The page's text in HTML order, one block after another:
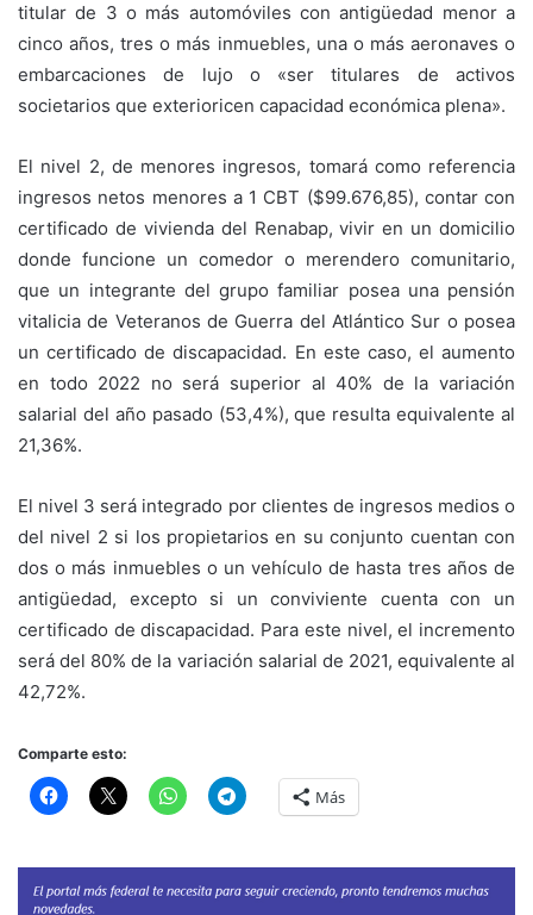
titular de 3 o más automóviles con antigüedad menor a
cinco años, tres o más inmuebles, una o más aeronaves o
embarcaciones de lujo o «ser titulares de activos
societarios que exterioricen capacidad económica plena».
El nivel 2, de menores ingresos, tomará como referencia
ingresos netos menores a 1 CBT ($99.676,85), contar con
certificado de vivienda del Renabap, vivir en un domicilio
donde funcione un comedor o merendero comunitario,
que un integrante del grupo familiar posea una pensión
vitalicia de Veteranos de Guerra del Atlántico Sur o posea
un certificado de discapacidad. En este caso, el aumento
en todo 2022 no será superior al 40% de la variación
salarial del año pasado (53,4%), que resulta equivalente al
21,36%.
El nivel 3 será integrado por clientes de ingresos medios o
del nivel 2 si los propietarios en su conjunto cuentan con
dos o más inmuebles o un vehículo de hasta tres años de
antigüedad, excepto si un conviviente cuenta con un
certificado de discapacidad. Para este nivel, el incremento
será del 80% de la variación salarial de 2021, equivalente al
42,72%.
Comparte esto:
Más